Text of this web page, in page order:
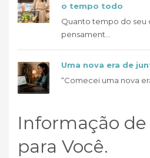
o tempo todo
Quanto tempo do seu
pensament...
Uma nova era de
“Comecei uma nova
Informação
para Você.